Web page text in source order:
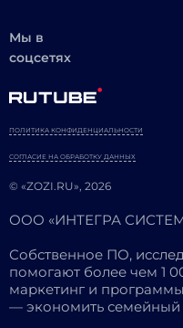
Мы в
соцсетях
© «ZOZI.RU», 2026
ПОЛИТИКА КОНФИДЕНЦИАЛЬНОСТИ
СОГЛАСИЕ НА ОБРАБОТКУ ДАННЫХ
ООО «ИНТЕГРА
Собственное ПО,
помогают более чем 1
маркетинг и
— экономить